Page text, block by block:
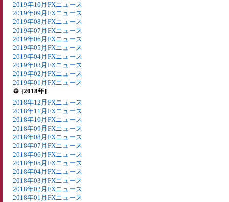
2019年10月FXニュース
2019年09月FXニュース
2019年08月FXニュース
2019年07月FXニュース
2019年06月FXニュース
2019年05月FXニュース
2019年04月FXニュース
2019年03月FXニュース
2019年02月FXニュース
2019年01月FXニュース
[2018年]
2018年12月FXニュース
2018年11月FXニュース
2018年10月FXニュース
2018年09月FXニュース
2018年08月FXニュース
2018年07月FXニュース
2018年06月FXニュース
2018年05月FXニュース
2018年04月FXニュース
2018年03月FXニュース
2018年02月FXニュース
2018年01月FXニュース